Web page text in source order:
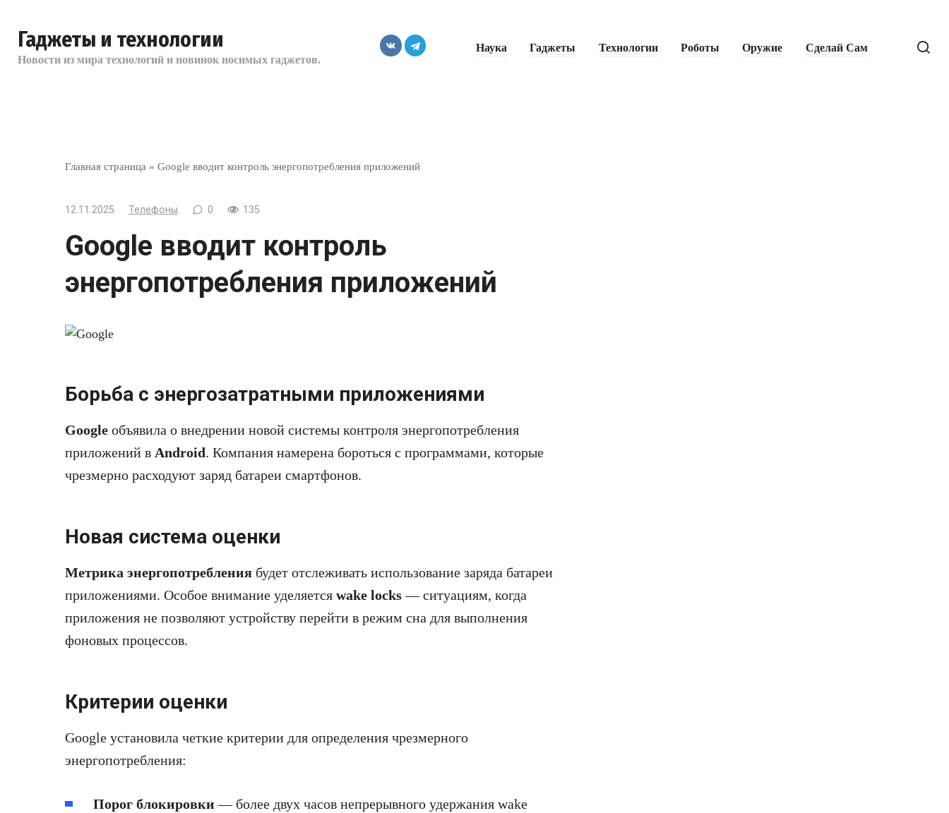
контенту
Гаджеты и технологии
Новости из мира технологий и новинок носимых гаджетов.
Наука Гаджеты Технологии Роботы Оружие Сделай Сам
Главная страница » Google вводит контроль энергопотребления приложений
12.11.2025 Телефоны 0 135
Google вводит контроль
энергопотребления приложений
Борьба с энергозатратными приложениями
Google объявила о внедрении новой системы контроля энергопотребления
приложений в Android. Компания намерена бороться с программами, которые
чрезмерно расходуют заряд батареи смартфонов.
Новая система оценки
Метрика энергопотребления будет отслеживать использование заряда батареи
приложениями. Особое внимание уделяется wake locks— ситуациям, когда
приложения не позволяют устройству перейти в режим сна для выполнения
фоновых процессов.
Критерии оценки
Google установила четкие критерии для определения чрезмерного
энергопотребления:
Порог блокировки — более двух часов непрерывного удержания wake